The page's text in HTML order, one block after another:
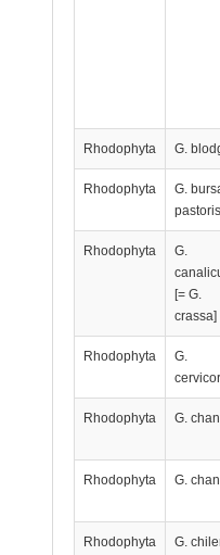
Rhodophyta G.
Rhodophyta
G.
Rhodophyta
G.
[= G.
crassa]
Rhodophyta
G.
Rhodophyta G.
Rhodophyta G.
Rhodophyta G.